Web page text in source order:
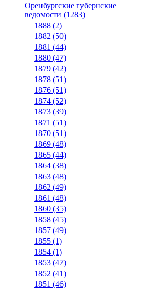
Оренбургские губернские
ведомости (1283)
1888 (2)
1882 (50)
1881 (44)
1880 (47)
1879 (42)
1878 (51)
1876 (51)
1874 (52)
1873 (39)
1871 (51)
1870 (51)
1869 (48)
1865 (44)
1864 (38)
1863 (48)
1862 (49)
1861 (48)
1860 (35)
1858 (45)
1857 (49)
1855 (1)
1854 (1)
1853 (47)
1852 (41)
1851 (46)